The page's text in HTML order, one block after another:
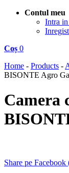
Contul meu
Intra
Coș 0
Home - Products -
BISONTE Agro
Camera
Share pe Facebook